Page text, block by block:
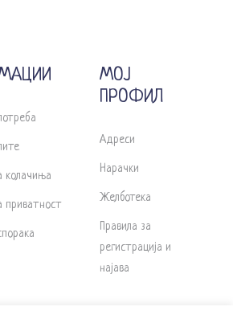
колачиња
приватност
МОЈ
ПРОФИЛ
Адреси
Нарачки
Желботека
Правила за
регистрација и
најава